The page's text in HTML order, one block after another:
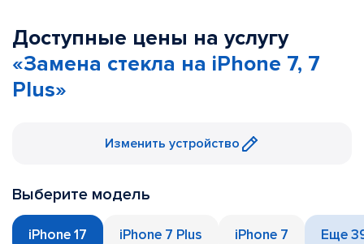
Доступные цены на услугу
«Замена стекла на iPhone 7, 7
Plus»
Изменить устройство
Выберите модель
iPhone 17 iPhone 7 Plus iPhone 7 Еще